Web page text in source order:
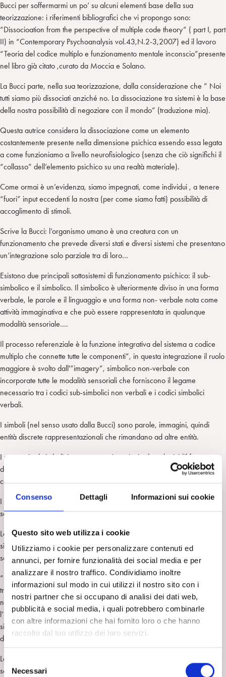
Consenso Dettagli Informazioni sui cookie
Questo sito web utilizza i cookie
Utilizziamo i cookie per personalizzare contenuti ed
annunci, per fornire funzionalità dei social media e per
analizzare il nostro traffico. Condividiamo inoltre
informazioni sul modo in cui utilizzi il nostro sito con i
nostri partner che si occupano di analisi dei dati web,
pubblicità e social media, i quali potrebbero combinarle
con altre informazioni che hai fornito loro o che hanno
raccolto dal tuo utilizzo dei loro servizi.
S
e
Necessari
Bucci per soffermarmi un po’ su alcuni elementi base della sua
teorizzazione: i riferimenti bibliografici che vi propongo sono:
“Dissocioation from the perspective of multiple code theory” ( part I, part
II) in “Contemporary Psychoanalysis vol.43,N.2-3,2007) ed il lavoro
“Teoria del codice multiplo e funzionamento mentale inconscio”presente
nel libro già citato ,curato da Moccia e Solano.
La Bucci parte, nella sua teorizzazione, dalla considerazione che ” Noi
tutti siamo più dissociati anziché no. La dissociazione tra sistemi è la base
della nostra possibilità di negoziare con il mondo” (traduzione mia).
Questa autrice considera la dissociazione come un elemento
costantemente presente nella dimensione psichica essendo essa legata
a come funzioniamo a livello neurofisiologico (senza che ciò significhi il
“collasso” dell’elemento psichico su una realtà materiale).
Come ormai è un’evidenza, siamo impegnati, come individui , a tenere
“fuori” input eccedenti la nostra (per come siamo fatti) possibilità di
accoglimento di stimoli.
Scrive la Bucci: l’organismo umano è una creatura con un
funzionamento che prevede diversi stati e diversi sistemi che presentano
un’integrazione solo parziale tra di loro…
Esistono due principali sottosistemi di funzionamento psichico: il sub-
simbolico e il simbolico. Il simbolico è ulteriormente diviso in una forma
verbale, le parole e il linguaggio e una forma non- verbale nota come
attività immaginativa e che può essere rappresentata in qualunque
modalità sensoriale….
Il processo referenziale è la funzione integrativa del sistema a codice
multiplo che connette tutte le componenti”, in questa integrazione il ruolo
maggiore è svolto dall'”imagery”, simbolico non-verbale con
incorporate tutte le modalità sensoriali che forniscono il legame
necessario tra i codici sub-simbolici non verbali e i codici simbolici
verbali.
I simboli (nel senso usato dalla Bucci) sono parole, immagini, quindi
entità discrete rappresentazionali che rimandano ad altre entità.
I processi subsimbolici sono processi continui ed analogici (il fenomeno
dell’armonizzazione affettiva descritta da Stern è soprattutto un tipo di
comunicazione analogica e continua).
I processi subsimbolici sono presenti nelle forme motorie, viscerali,
sensitive.
La DISGIUNZIONE tra modalità di funzionamento subsimbolico e
simbolico è caratteristica del funzionamento umano e non è presente
solo nella patologia.
“Nella prospettiva della teoria del codice multiplo, lo scopo del
trattamento psicoanalitico non viene definito come rendere verbale il
non verbale, o rendere conscio l’inconscio, o avere l’Io laddove era
l’Es, ma come consentire una nuova connessione dell’esperienza sub-
simbolica e simbolica all’interno degli schemi emozionali che sono stati
dissociati e distorti” (Bucci, 2008,pag .44).
Lo stato dissociato, nelle situazioni cliniche, viene riportato con le
seguenti espressioni: “è uno stato di trance”, “una nebulosa operativa”,